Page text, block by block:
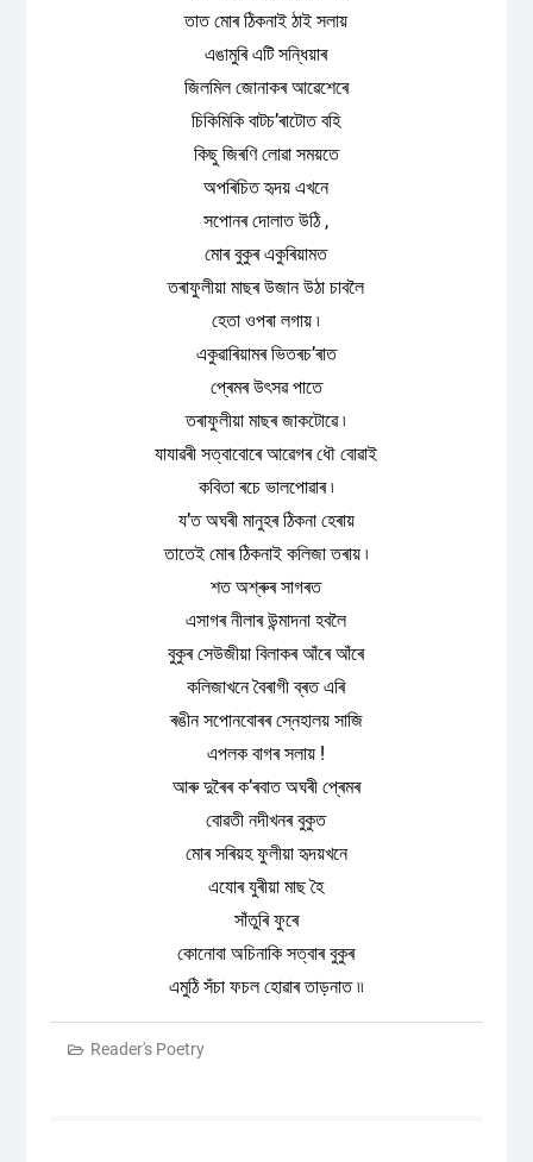
তাত মোৰ ঠিকনাই ঠাই সলায়
এঙামুৰি এটি সন্ধিয়াৰ
জিলমিল জোনাকৰ আৱেশেৰে
চিকিমিকি বাটচ’ৰাটোত বহি
কিছু জিৰণি লোৱা সময়তে
অপৰিচিত হৃদয় এখনে
সপোনৰ দোলাত উঠি ,
মোৰ বুকুৰ একুৰিয়ামত
তৰাফুলীয়া মাছৰ উজান উঠা চাবলৈ
হেতা ওপৰা লগায় ৷
একুৱাৰিয়ামৰ ভিতৰচ’ৰাত
প্ৰেমৰ উৎসৱ পাতে
তৰাফুলীয়া মাছৰ জাকটোৱে ৷
যাযাৱৰী সত্বাবোৰে আৱেগৰ ধৌ বোৱাই
কবিতা ৰচে ভালপোৱাৰ ৷
য’ত অঘৰী মানুহৰ ঠিকনা হেৰায়
তাতেই মোৰ ঠিকনাই কলিজা তৰায় ৷
শত অশ্ৰুৰ সাগৰত
এসাগৰ নীলাৰ উন্মাদনা হবলৈ
বুকুৰ সেউজীয়া বিলাকৰ আঁৰে আঁৰে
কলিজাখনে বৈৰাগী ব্ৰত এৰি
ৰঙীন সপোনবোৰৰ স্নেহালয় সাজি
এপলক বাগৰ সলায় !
আৰু দুৰৈৰ ক’ৰবাত অঘৰী প্ৰেমৰ
বোৱতী নদীখনৰ বুকুত
মোৰ সৰিয়হ ফুলীয়া হৃদয়খনে
এযোৰ যুৰীয়া মাছ হৈ
সাঁতুৰি ফুৰে
কোনোবা অচিনাকি সত্বাৰ বুকুৰ
এমুঠি সঁচা ফচল হোৱাৰ তাড়নাত ৷৷
Reader's Poetry